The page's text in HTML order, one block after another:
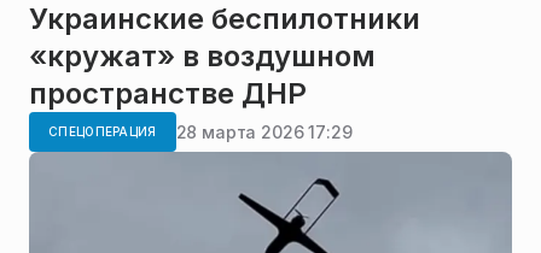
Украинские беспилотники
«кружат» в воздушном
пространстве ДНР
СПЕЦОПЕРАЦИЯ 28 марта 2026 17:29